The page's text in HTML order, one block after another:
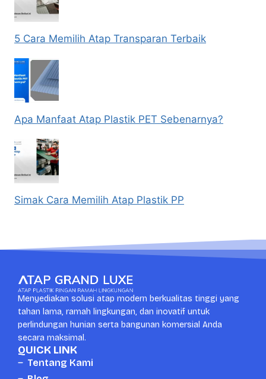
5 Cara Memilih Atap Transparan Terbaik
Apa Manfaat Atap Plastik PET Sebenarnya?
Simak Cara Memilih Atap Plastik PP
Menyediakan solusi atap modern berkualitas tinggi yang
tahan lama, ramah lingkungan, dan inovatif untuk
perlindungan hunian serta bangunan komersial Anda
secara maksimal.
QUICK LINK
Tentang Kami